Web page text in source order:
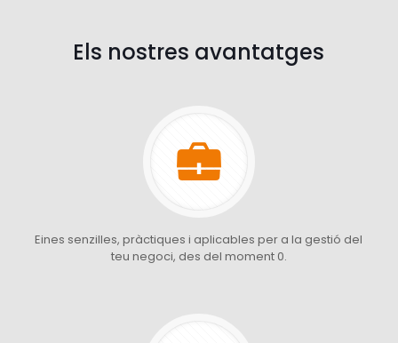
Els nostres avantatges
Eines senzilles, pràctiques i aplicables per a la gestió del
teu negoci, des del moment 0.